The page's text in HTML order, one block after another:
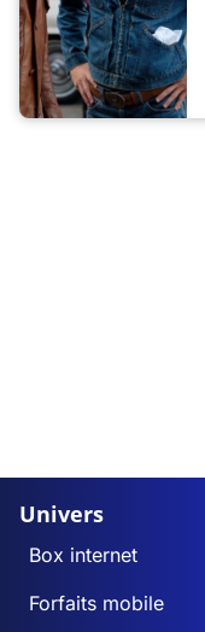
Univers
Box internet
Forfaits mobile